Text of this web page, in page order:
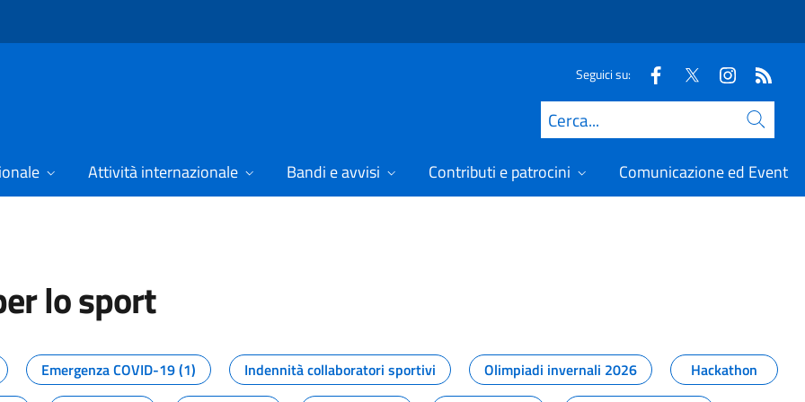
Seguici su:
Cerca
Attività internazionale Bandi e avvisi Contributi e patrocini Comunicazione ed Eventi
lo sport
dal Dipartimento per lo sport
Emergenza COVID-19 (1) Indennità collaboratori sportivi Olimpiadi invernali 2026
Hackathon